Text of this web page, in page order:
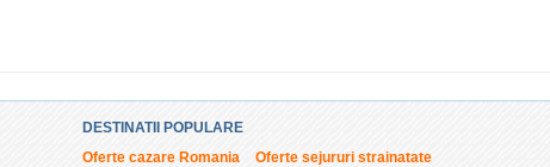
DESTINATII POPULARE
Oferte cazare Romania
Oferte sejururi strainatate